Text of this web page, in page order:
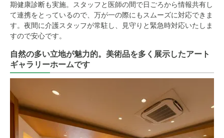
期健康診断も実施。スタッフと医師の間で日ごろから情報共有し
て連携をとっているので、万が一の際にもスムーズに対応できま
す。夜間に介護スタッフが常駐し、見守りと緊急時対応いたしま
すので安心です。
自然の多い立地が魅力的。美術品を多く展示したアート
ギャラリーホームです